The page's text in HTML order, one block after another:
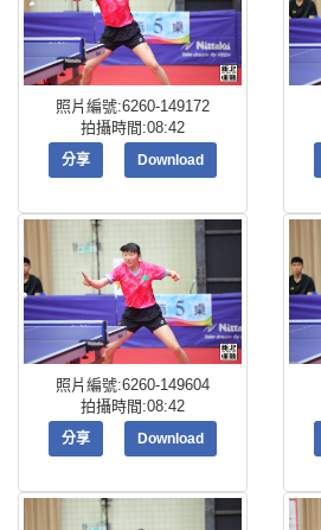
照片編號:6260-149172
拍攝時間:08:42
分享 Download
照片編號:6260-149604
拍攝時間:08:42
分享 Download